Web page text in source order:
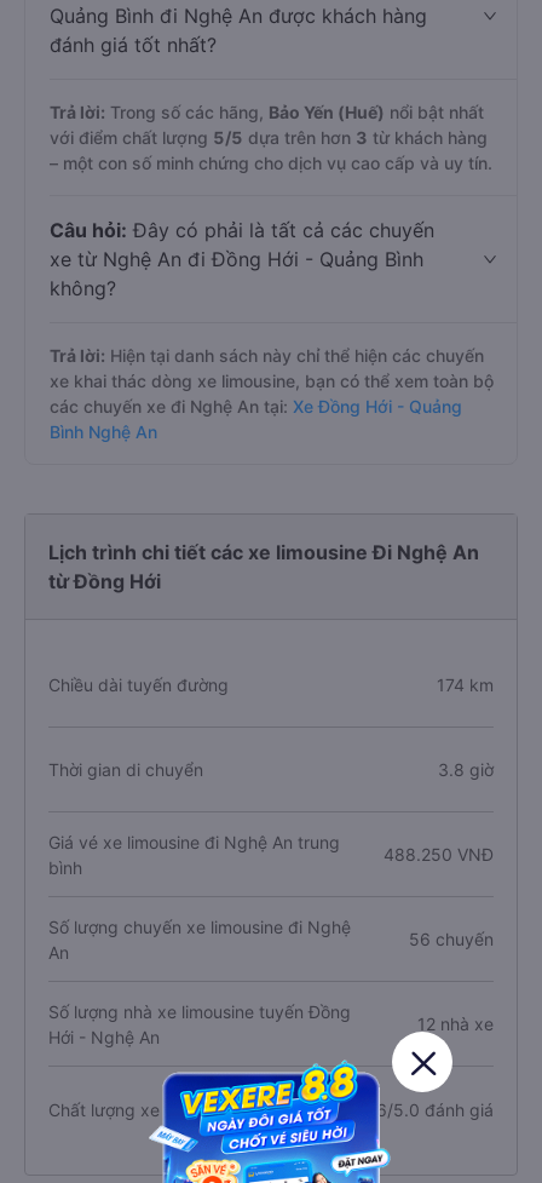
Quảng Bình đi Nghệ An được khách hàng
đánh giá tốt nhất?
Trả lời: Trong số các hãng, Bảo Yến (Huế) nổi bật nhất
với điểm chất lượng 5/5 dựa trên hơn 3 từ khách hàng
– một con số minh chứng cho dịch vụ cao cấp và uy tín.
Câu hỏi: Đây có phải là tất cả các chuyến
xe từ Nghệ An đi Đồng Hới - Quảng Bình
không?
Trả lời: Hiện tại danh sách này chỉ thể hiện các chuyến
xe khai thác dòng xe limousine, bạn có thể xem toàn bộ
các chuyến xe đi Nghệ An tại: Xe Đồng Hới - Quảng
Bình Nghệ An
Lịch trình chi tiết các xe limousine Đi Nghệ An
từ Đồng Hới
Chiều dài tuyến đường 174 km
Thời gian di chuyển 3.8 giờ
Giá vé xe limousine đi Nghệ An trung
bình
488.250 VNĐ
Số lượng chuyến xe limousine đi Nghệ
An
56 chuyến
Số lượng nhà xe limousine tuyến Đồng
Hới - Nghệ An
12 nhà xe
Chất lượng xe limousine đi Nghệ An 4.6/5.0 đánh giá